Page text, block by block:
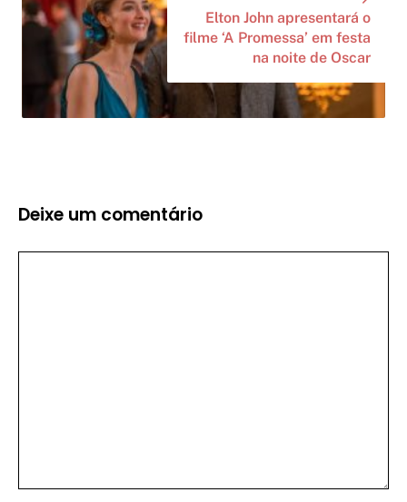
Elton John apresentará o
filme ‘A Promessa’ em festa
na noite de Oscar
Deixe um comentário